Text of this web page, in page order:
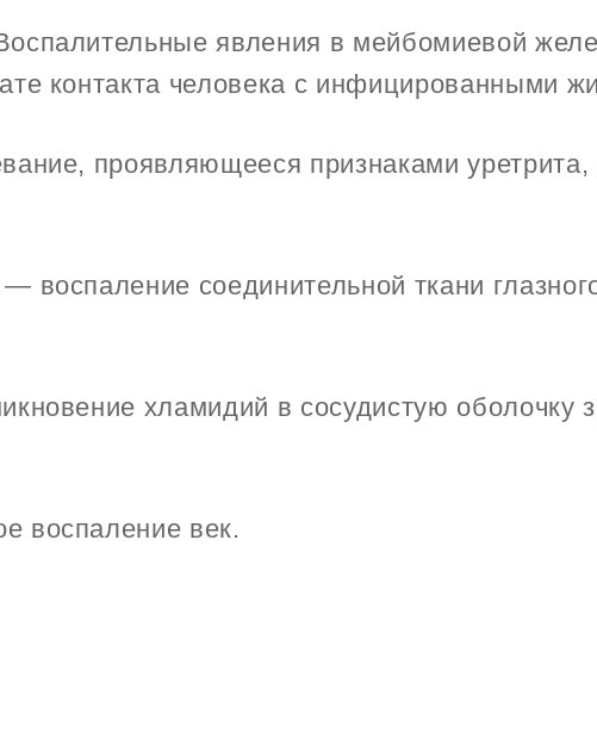
явления в мейбомиевой
контакта человека с инфицированными
проявляющееся признаками уретрита,
воспаление соединительной ткани
хламидий в сосудистую оболочку
воспаление век.